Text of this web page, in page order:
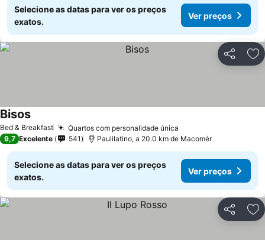
Selecione as datas para ver os preços
exatos.
Ver preços
Partilhar
Bed & Breakfast Quartos com personalidade única
Bisos
9,7 Excelente 541 Paulilatino, a 20.0 km de Macomér
Selecione as datas para ver os preços
exatos.
Ver preços
Partilhar